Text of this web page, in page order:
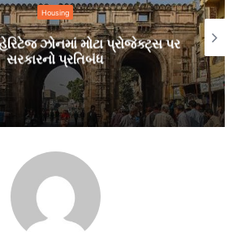
હેઠળ હાથ ધરાયેલા સર્વે દરમિયાન,
350 થી વધુ ટ્રક શહેરમાં આવે છે,
વિસ્તાર, વસ્ત્રાલ, વૈષ્ણોદેવી સર્કલ,
સર્કલ સહિત અનેક વિસ્તારોમાં પીક
Government
ડાયાફ્રોમ વોલ દુર્ઘટના: હાઈરાઈઝ
સલામતીના ધોરણોનું કડક પાલન હવે
સમયની માંગ